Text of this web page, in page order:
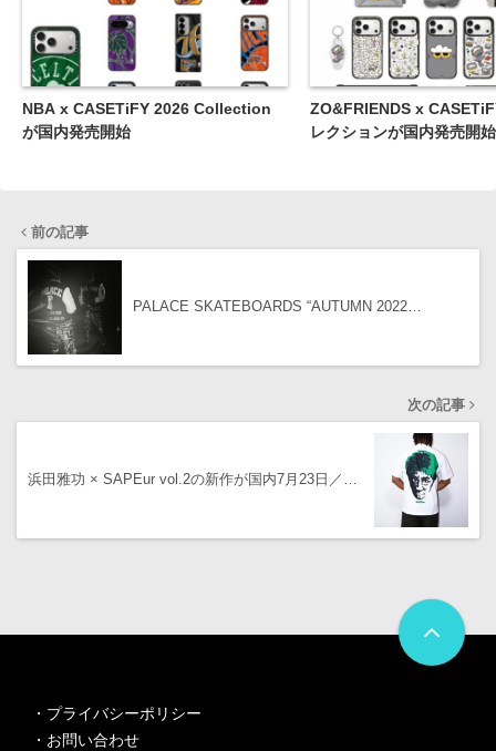
NBA x CASETiFY 2026 Collection
が国内発売開始
ZO&FRIENDS x
レクションが国内発売開始
前の記事
PALACE SKATEBOARDS “AUTUMN 2022…
次の記事
浜田雅功 × SAPEur vol.2の新作が国内7月23日／…
・ プライバシーポリシー
・ お問い合わせ